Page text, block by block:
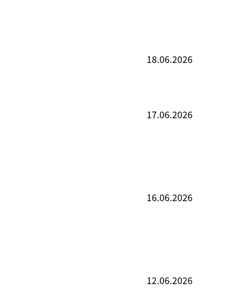
18.06.2026
17.06.2026
16.06.2026
12.06.2026